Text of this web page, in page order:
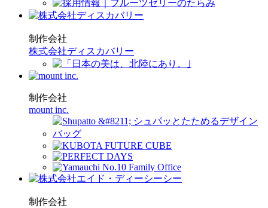
制作会社
株式会社ディスカバリー
制作会社
mount inc.
制作会社